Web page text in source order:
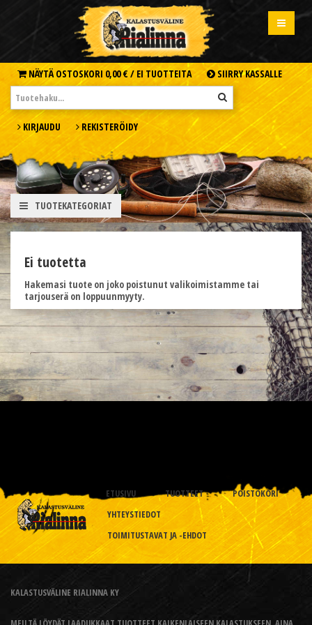
NÄYTÄ OSTOSKORI 0,00 € / EI TUOTTEITA SIIRRY KASSALLE
KIRJAUDU REKISTERÖIDY
TUOTEKATEGORIAT
Ei tuotetta
Hakemasi tuote on joko poistunut valikoimistamme tai
tarjouserä on loppuunmyyty.
ETUSIVU TUOTTEET
POISTOKORI
YHTEYSTIEDOT
TOIMITUSTAVAT JA -EHDOT
KALASTUSVÄLINE RIALINNA KY